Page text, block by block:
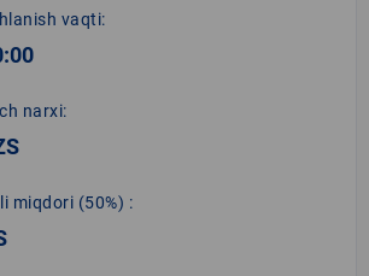
vaqti:
narxi:
miqdori (50%) :